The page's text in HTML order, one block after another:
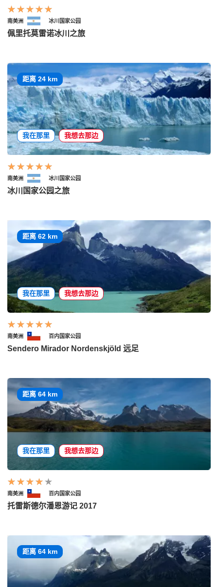
南美洲 冰川国家公园
佩里托莫雷诺冰川之旅
距离 24 km
我在那里 我想去那边
南美洲 冰川国家公园
冰川国家公园之旅
距离 62 km
我在那里 我想去那边
南美洲 百内国家公园
Sendero Mirador Nordenskjöld 远足
距离 64 km
我在那里 我想去那边
南美洲 百内国家公园
托雷斯德尔潘恩游记 2017
距离 64 km